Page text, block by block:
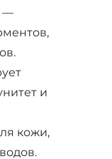
—
и
кожи,